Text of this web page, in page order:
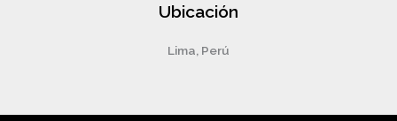
Ubicación
Lima, Perú